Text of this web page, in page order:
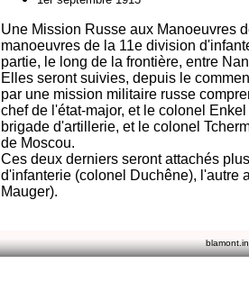
Une Mission Russe aux Manoeuvres
manoeuvres de la 11e division
partie, le long de la frontière, entre
Elles seront suivies, depuis le
par une mission militaire russe
chef de l'état-major, et le colonel
brigade d'artillerie, et le colonel
de Moscou.
Ces deux derniers seront attachés
d'infanterie (colonel Duchêne), l'autre
Mauger).